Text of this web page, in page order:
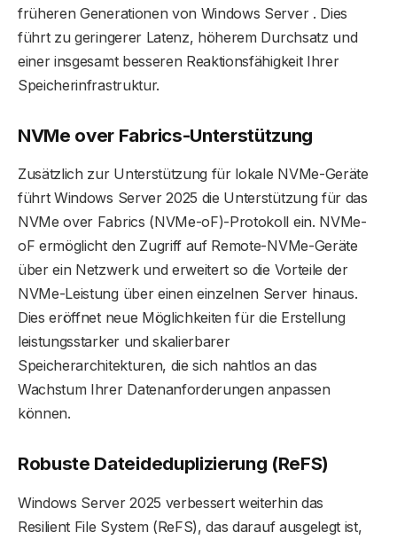
früheren Generationen von Windows Server . Dies
führt zu geringerer Latenz, höherem Durchsatz und
einer insgesamt besseren Reaktionsfähigkeit Ihrer
Speicherinfrastruktur.
NVMe over Fabrics-Unterstützung
Zusätzlich zur Unterstützung für lokale NVMe-Geräte
führt Windows Server 2025 die Unterstützung für das
NVMe over Fabrics (NVMe-oF)-Protokoll ein. NVMe-
oF ermöglicht den Zugriff auf Remote-NVMe-Geräte
über ein Netzwerk und erweitert so die Vorteile der
NVMe-Leistung über einen einzelnen Server hinaus.
Dies eröffnet neue Möglichkeiten für die Erstellung
leistungsstarker und skalierbarer
Speicherarchitekturen, die sich nahtlos an das
Wachstum Ihrer Datenanforderungen anpassen
können.
Robuste Dateideduplizierung (ReFS)
Windows Server 2025 verbessert weiterhin das
Resilient File System (ReFS), das darauf ausgelegt ist,